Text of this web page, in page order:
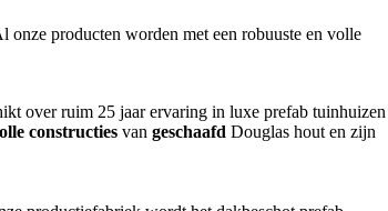
producten worden met een robuuste en volle
over ruim 25 jaar ervaring in luxe prefab tuinhuizen
constructies van geschaafd Douglas hout en zijn